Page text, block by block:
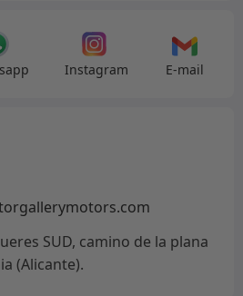
Instagram E-mail
SUD, camino de la plana
(Alicante).